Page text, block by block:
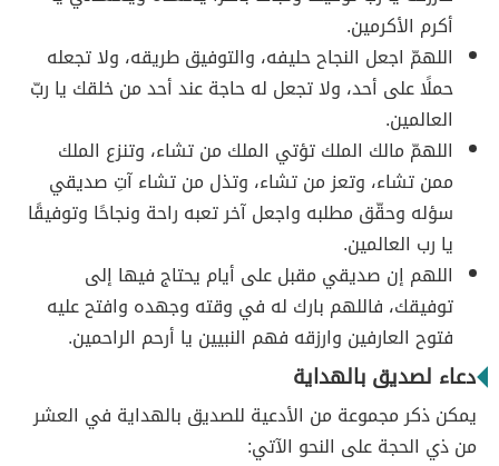
أكرم الأكرمين.
اللهمّ اجعل النجاح حليفه، والتوفيق طريقه، ولا تجعله
حملًا على أحد، ولا تجعل له حاجة عند أحد من خلقك يا ربّ
العالمين.
اللهمّ مالك الملك تؤتي الملك من تشاء، وتنزع الملك
ممن تشاء، وتعز من تشاء، وتذل من تشاء آتِ صديقي
سؤله وحقّق مطلبه واجعل آخر تعبه راحة ونجاحًا وتوفيقًا
يا رب العالمين.
اللهم إن صديقي مقبل على أيام يحتاج فيها إلى
توفيقك، فاللهم بارك له في وقته وجهده وافتح عليه
فتوح العارفين وارزقه فهم النبيين يا أرحم الراحمين.
دعاء لصديق بالهداية
يمكن ذكر مجموعة من الأدعية للصديق بالهداية في العشر
من ذي الحجة على النحو الآتي: